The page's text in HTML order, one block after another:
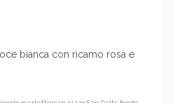
bianca con ricamo rosa e